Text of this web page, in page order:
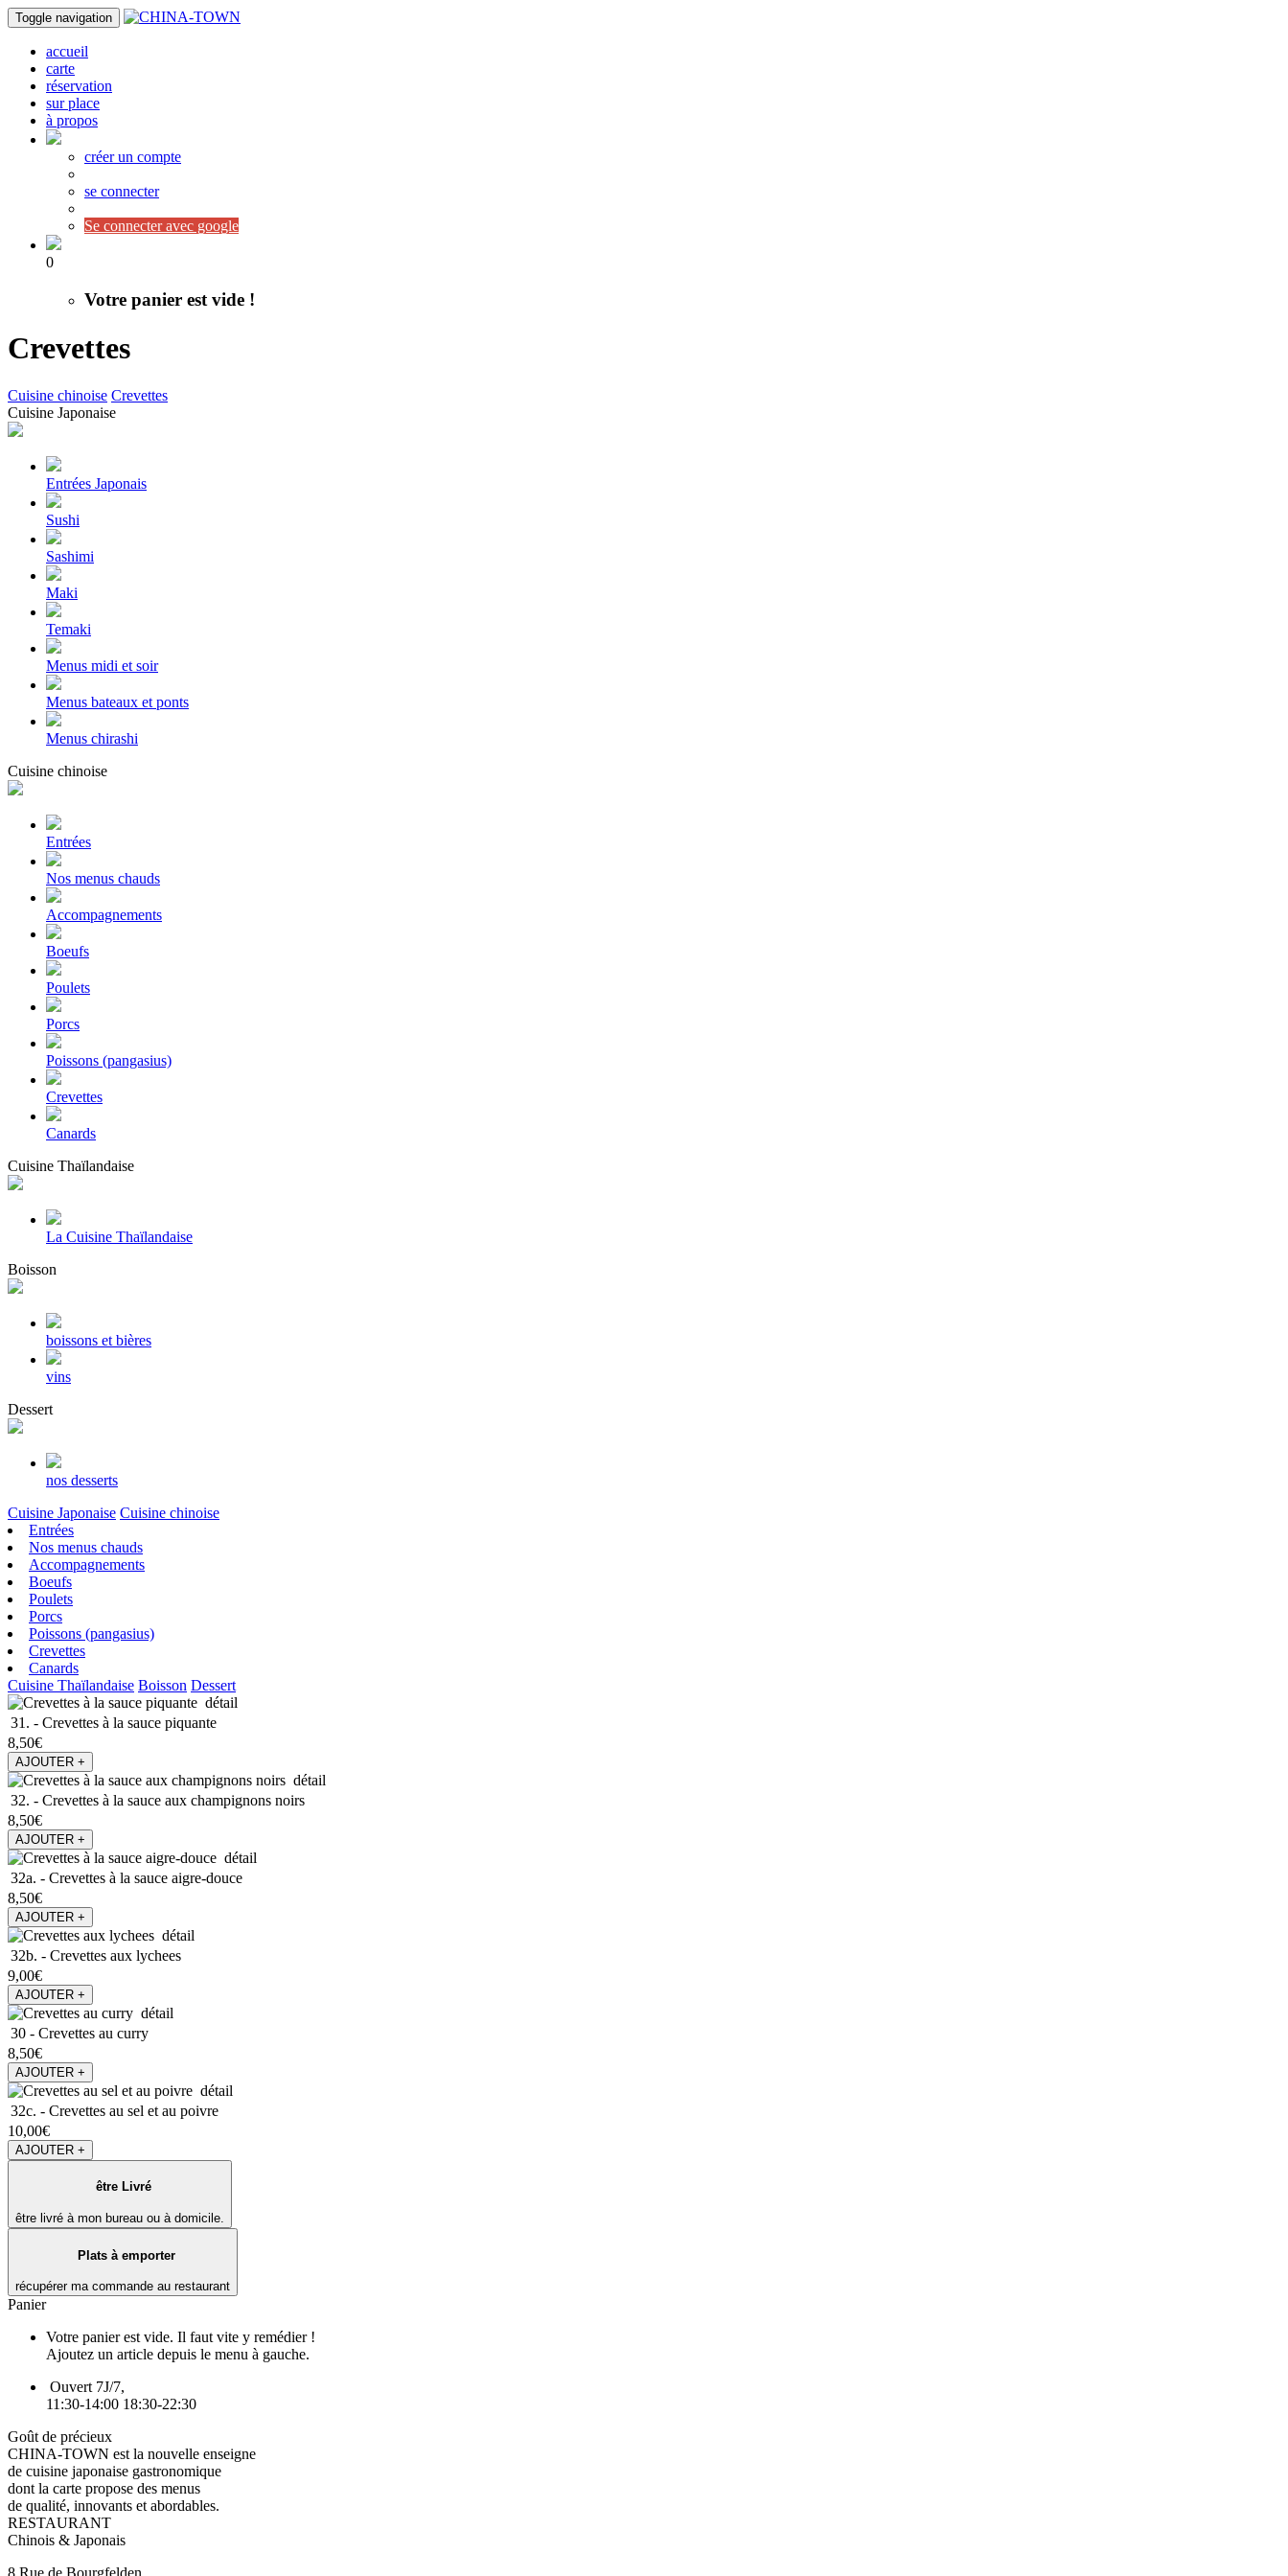
Toggle navigation
accueil
carte
réservation
sur place
à propos
créer un compte
se connecter
Se connecter avec google
0
Votre panier est vide !
Crevettes
Cuisine chinoise Crevettes
Cuisine Japonaise
Entrées Japonais
Sushi
Sashimi
Maki
Temaki
Menus midi et soir
Menus bateaux et ponts
Menus chirashi
Cuisine chinoise
Entrées
Nos menus chauds
Accompagnements
Boeufs
Poulets
Porcs
Poissons (pangasius)
Crevettes
Canards
Cuisine Thaïlandaise
La Cuisine Thaïlandaise
Boisson
boissons et bières
vins
Dessert
nos desserts
Cuisine Japonaise Cuisine chinoise
Entrées
Nos menus chauds
Accompagnements
Boeufs
Poulets
Porcs
Poissons (pangasius)
Crevettes
Canards
Cuisine Thaïlandaise Boisson Dessert
détail
31. - Crevettes à la sauce piquante
8,50€
AJOUTER +
détail
32. - Crevettes à la sauce aux champignons noirs
8,50€
AJOUTER +
détail
32a. - Crevettes à la sauce aigre-douce
8,50€
AJOUTER +
détail
32b. - Crevettes aux lychees
9,00€
AJOUTER +
détail
30 - Crevettes au curry
8,50€
AJOUTER +
détail
32c. - Crevettes au sel et au poivre
10,00€
AJOUTER +
être Livré
être livré à mon bureau ou à domicile.
Plats à emporter
récupérer ma commande au restaurant
Panier
Votre panier est vide. Il faut vite y remédier !
Ajoutez un article depuis le menu à gauche.
Ouvert 7J/7,
11:30-14:00 18:30-22:30
Goût de précieux
CHINA-TOWN est la nouvelle enseigne
de cuisine japonaise gastronomique
dont la carte propose des menus
de qualité, innovants et abordables.
RESTAURANT
Chinois & Japonais